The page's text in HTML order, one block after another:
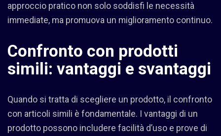
approccio pratico non solo soddisfi le necessità
immediate, ma promuova un miglioramento continuo.
Confronto con prodotti
simili: vantaggi e svantaggi
Quando si tratta di scegliere un prodotto, il confronto
con articoli simili è fondamentale. I vantaggi di un
prodotto possono includere facilità d’uso e prove di